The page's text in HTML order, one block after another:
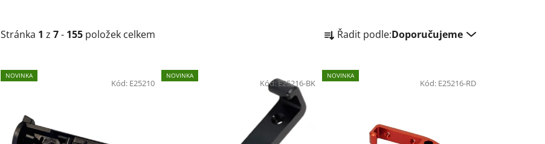
Stránka 1 z 7- 155 položek celkem a
e
n
Řadit podle:Doporučujeme
V
ý
NOVINKA
Kód: E25210
NOVINKA
Kód:E25216-BK
NOVINKA
Kód: E25216-RD